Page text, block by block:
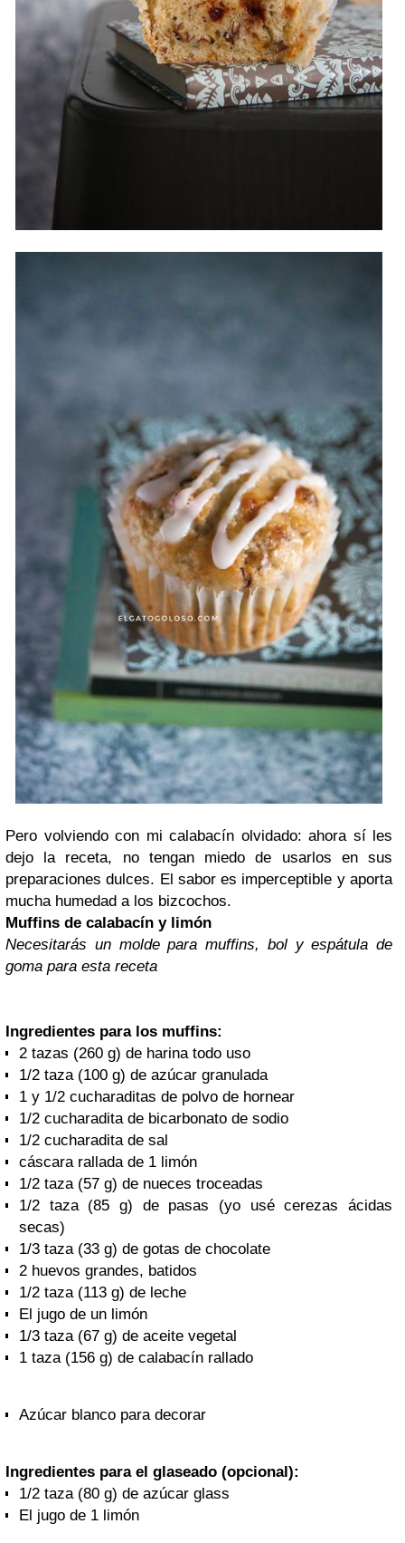
Pero volviendo con mi calabacín olvidado: ahora sí les
dejo la receta, no tengan miedo de usarlos en sus
preparaciones dulces. El sabor es imperceptible y aporta
mucha humedad a los bizcochos.
Muffins de calabacín y limón
Necesitarás un molde para muffins, bol y espátula de
goma para esta receta
Ingredientes para los muffins:
2 tazas (260 g) de harina todo uso
1/2 taza (100 g) de azúcar granulada
1 y 1/2 cucharaditas de polvo de hornear
1/2 cucharadita de bicarbonato de sodio
1/2 cucharadita de sal
cáscara rallada de 1 limón
1/2 taza (57 g) de nueces troceadas
1/2 taza (85 g) de pasas (yo usé cerezas ácidas
secas)
1/3 taza (33 g) de gotas de chocolate
2 huevos grandes, batidos
1/2 taza (113 g) de leche
El jugo de un limón
1/3 taza (67 g) de aceite vegetal
1 taza (156 g) de calabacín rallado
Azúcar blanco para decorar
Ingredientes para el glaseado (opcional):
1/2 taza (80 g) de azúcar glass
El jugo de 1 limón